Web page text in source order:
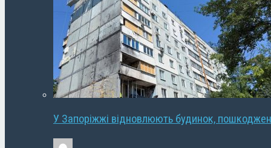
У Запоріжжі відновлюють будинок,